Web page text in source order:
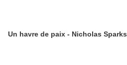
Un havre de paix - Nicholas Sparks